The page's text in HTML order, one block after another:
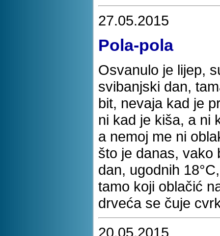
27.05.2015
Pola-pola
Osvanulo je lijep,
svibanjski dan,
bit, nevaja kad je
ni kad je kiša, a ni
a nemoj me ni
što je danas, vako
dan, ugodnih
tamo koji oblačić
drveća se čuje
20.05.2015